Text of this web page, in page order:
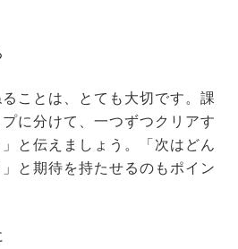
ことは、とても大切です。課
に分けて、一つずつクリアす
と伝えましょう。「次はどん
と期待を持たせるのもポイン